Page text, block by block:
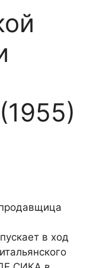
в ход